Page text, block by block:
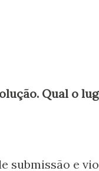
Qual o
submissão e